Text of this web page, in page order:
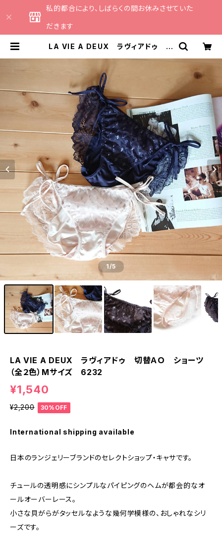
私的都合により、しばらくの間お休みさせていた
だきます
LA VIE A DEUX ラヴィアドゥ 切
6232 | CATHE 日本のランジェリ
ーブランドのセレクトショップ
1/5
LA VIE A DEUX ラヴィアドゥ 切替ＡＯ ショーツ
（全２色）Mサイズ 6232
¥1,540
¥2,200 30%OFF
International shipping available
日本のランジェリーブランドのセレクトショップ・キャサです。
チュールの透明感にシンプルなパイピングのヘムが都会的なオ
ールオーバーレース。
小さな貝がらがタッセルなような幾何学模様の、おしゃれなシリ
ーズです。